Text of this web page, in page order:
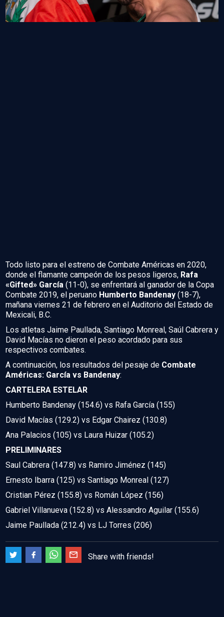
Todo listo para el estreno de Combate Américas en 2020,
donde el flamante campeón de los pesos ligeros, Rafa
«Gifted» García (11-0), se enfrentará al ganador de la Copa
Combate 2019, el peruano Humberto Bandenay (18-7),
mañana viernes 21 de febrero en el Auditorio del Estado de
Mexicali, B.C.
Los atletas Jaime Paullada, Santiago Monreal, Saúl Cabrera y
David Macías no dieron el peso acordado para sus
respectivos combates.
A continuación, los resultados del pesaje de Combate
Américas: García vs Bandenay:
CARTELERA ESTELAR
Humberto Bandenay (154.6) vs Rafa García (155)
David Macías (129.2) vs Edgar Chairez (130.8)
Ana Palacios (105) vs Laura Huizar (105.2)
PRELIMINARES
Saul Cabrera (147.8) vs Ramiro Jiménez (145)
Ernesto Ibarra (125) vs Santiago Monreal (127)
Cristian Pérez (155.8) vs Román López (156)
Gabriel Villanueva (152.8) vs Alessandro Aguilar (155.6)
Jaime Paullada (212.4) vs LJ Torres (206)
Share with friends!